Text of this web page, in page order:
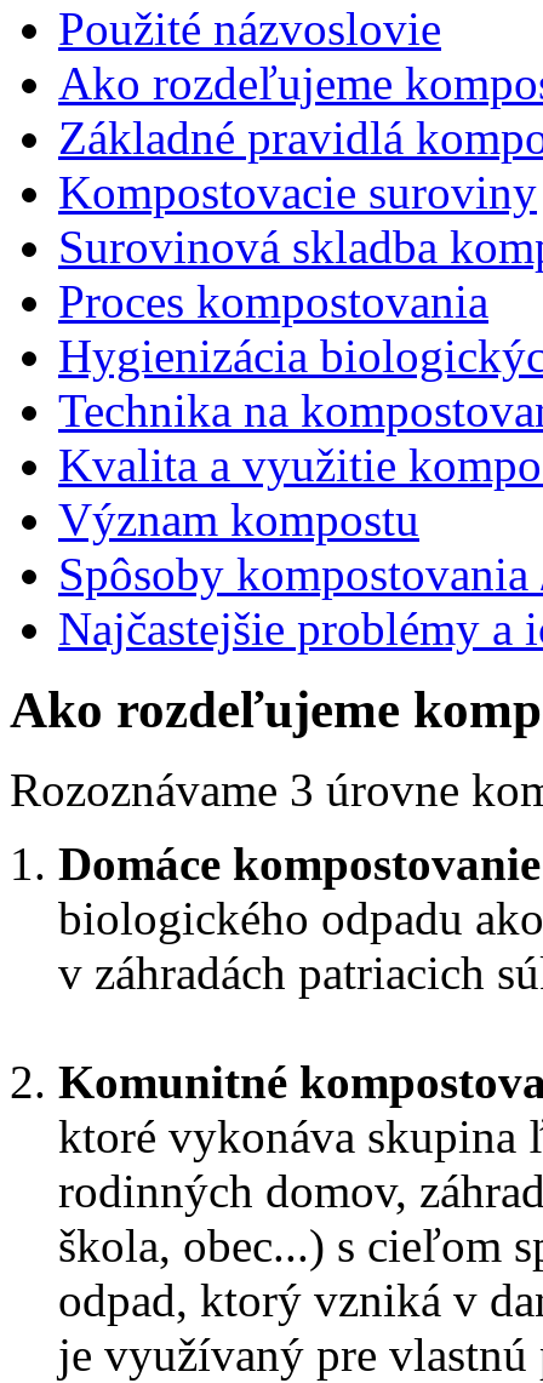
Použité názvoslovie
Ako rozdeľujeme
Základné pravidlá
Kompostovacie suroviny
Surovinová skladba
Proces kompostovania
Hygienizácia
Technika na
Kvalita a využitie
Význam kompostu
Spôsoby
Najčastejšie problémy a
Ako rozdeľujeme
Rozoznávame 3 úrovne
Domáce kompostovanie
biologického odpadu
v záhradách patriacich
Komunitné
ktoré vykonáva
rodinných domov,
škola, obec...) s cieľom
odpad, ktorý vzniká v
je využívaný pre